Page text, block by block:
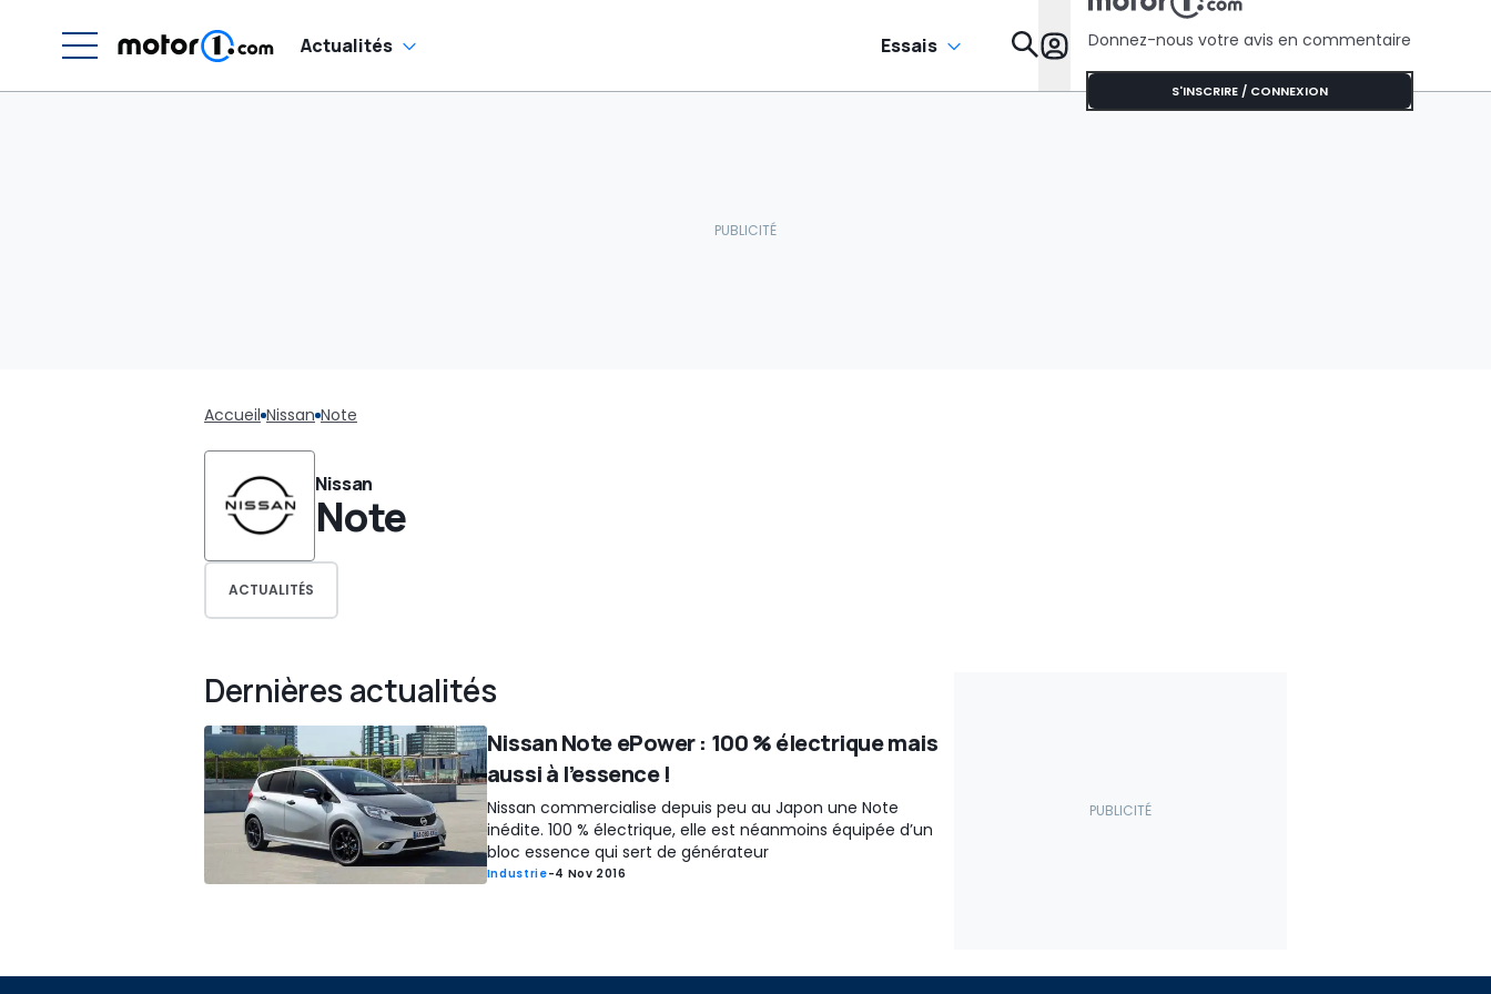
Actualités Essais Donnez-nous votre avis en commentaire
S'INSCRIRE / CONNEXION
Accueil Nissan Note
Nissan
Note
ACTUALITÉS
Dernières actualités
Nissan Note ePower : 100 % électrique mais
aussi à l’essence !
Nissan commercialise depuis peu au Japon une Note
inédite. 100 % électrique, elle est néanmoins équipée d’un
bloc essence qui sert de générateur
Industrie-4 Nov 2016